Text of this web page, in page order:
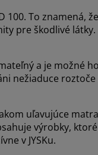
100. To znamená,
pre škodlivé látky.
a je možné
nežiaduce roztoče
uľavujúce
výrobky,
v JYSKu.